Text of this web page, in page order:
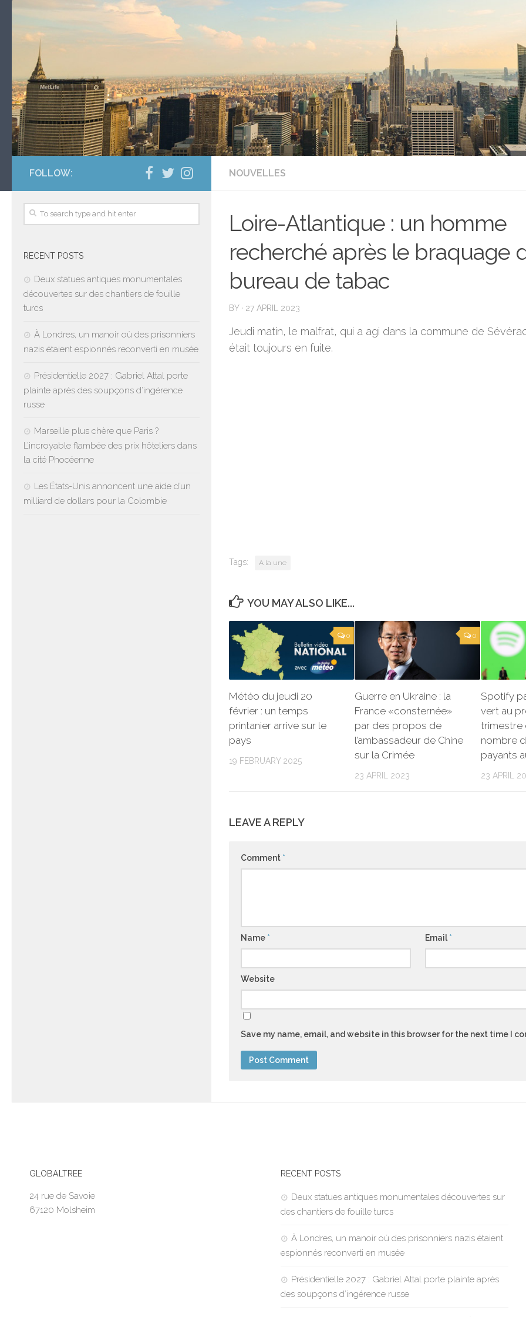
NOUVELLES
Loire-Atlantique : un homme
recherché après le braquage
bureau de tabac
BY · 27 APRIL 2023
Jeudi matin, le malfrat, qui a agi dans la commune de
était toujours en fuite.
Tags: A la une
YOU MAY ALSO LIKE...
0
Météo du jeudi 20
février : un temps
printanier arrive sur le
pays
19 FEBRUARY 2025
0
Guerre en Ukraine : la
France «consternée»
par des propos de
l’ambassadeur de Chine
sur la Crimée
23 APRIL 2023
Spotify
vert au
trimestre
nombre
payants
23 APRIL
LEAVE A REPLY
Comment *
Name * Email*
Website
Save my name, email, and website in this browser for the next time I
FOLLOW:
RECENT POSTS
Deux statues antiques monumentales
découvertes sur des chantiers de fouille
turcs
À Londres, un manoir où des prisonniers
nazis étaient espionnés reconverti en musée
Présidentielle 2027 : Gabriel Attal porte
plainte après des soupçons d’ingérence
russe
Marseille plus chère que Paris ?
L’incroyable flambée des prix hôteliers dans
la cité Phocéenne
Les États-Unis annoncent une aide d’un
milliard de dollars pour la Colombie
GLOBALTREE
24 rue de Savoie
67120 Molsheim
RECENT POSTS
Deux statues antiques monumentales découvertes sur
des chantiers de fouille turcs
À Londres, un manoir où des prisonniers nazis étaient
espionnés reconverti en musée
Présidentielle 2027 : Gabriel Attal porte plainte après
des soupçons d’ingérence russe